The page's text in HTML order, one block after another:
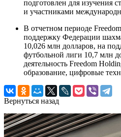
подготовлен для изучения
и участниками
В отчетном периоде
поддержку Федерации
10,026 млн долларов, на
футбольной лиги 10,7 млн
деятельность Freedom
образование, цифровые
Вернуться назад